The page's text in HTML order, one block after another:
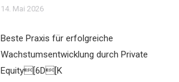
14. Mai 2026
Beste Praxis für erfolgreiche
Wachstumsentwicklung durch Private
Equity[6D[K